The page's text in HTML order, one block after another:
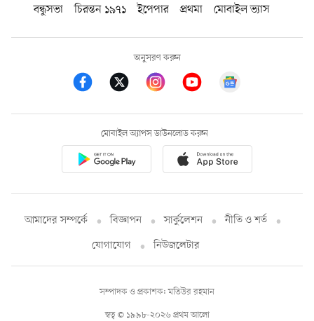
বন্ধুসভা
চিরন্তন ১৯৭১ ইপেপার প্রথমা মোবাইল ভ্যাস
অনুসরণ করুন
মোবাইল অ্যাপস ডাউনলোড করুন
আমাদের সম্পর্কে বিজ্ঞাপন সার্কুলেশন
নীতি ও শর্ত
যোগাযোগ
নিউজলেটার
স্বত্ব © ১৯৯৮-২০২৬ প্রথম আলো
সম্পাদক ও প্রকাশক: মতিউর রহমান